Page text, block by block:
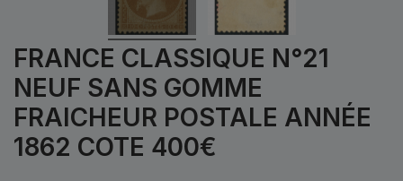
FRANCE CLASSIQUE N°21
NEUF SANS GOMME
FRAICHEUR POSTALE ANNÉE
1862 COTE 400€